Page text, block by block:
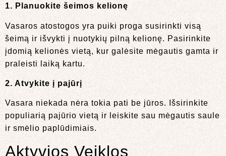
1. Planuokite šeimos kelionę
Vasaros atostogos yra puiki proga susirinkti visą
šeimą ir išvykti į nuotykių pilną kelionę. Pasirinkite
įdomią kelionės vietą, kur galėsite mėgautis gamta ir
praleisti laiką kartu.
2. Atvykite į pajūrį
Vasara niekada nėra tokia pati be jūros. Išsirinkite
populiarią pajūrio vietą ir leiskite sau mėgautis saule
ir smėlio paplūdimiais.
Aktyvios Veiklos